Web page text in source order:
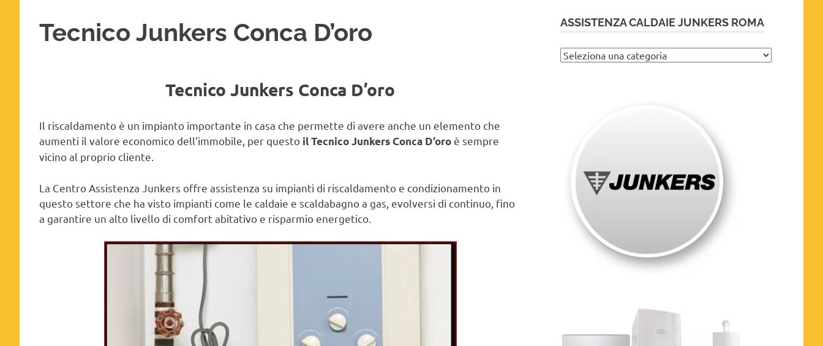
Tecnico Junkers Conca D’oro
Tecnico Junkers Conca D’oro
Il riscaldamento è un impianto importante in casa che permette di avere anche un elemento che
aumenti il valore economico dell’immobile, per questo il Tecnico Junkers Conca D’oro è sempre
vicino al proprio cliente.
La Centro Assistenza Junkers offre assistenza su impianti di riscaldamento e condizionamento in
questo settore che ha visto impianti come le caldaie e scaldabagno a gas, evolversi di continuo, fino
a garantire un alto livello di comfort abitativo e risparmio energetico.
ASSISTENZA CALDAIE JUNKERS ROMA
Assistenza